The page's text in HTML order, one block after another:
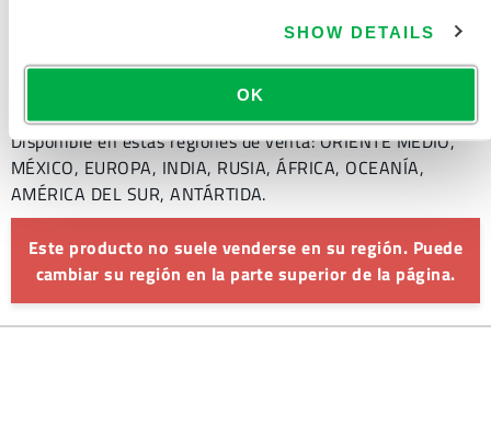
SHOW DETAILS
OK
Disponible en estas regiones de venta: ORIENTE MEDIO,
MÉXICO, EUROPA, INDIA, RUSIA, ÁFRICA, OCEANÍA,
AMÉRICA DEL SUR, ANTÁRTIDA.
Este producto no suele venderse en su región. Puede
cambiar su región en la parte superior de la página.